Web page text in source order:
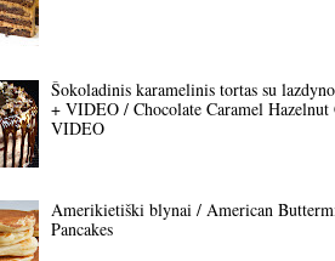
Šokoladinis karamelinis tortas su
+ VIDEO / Chocolate Caramel Hazelnut
VIDEO
Amerikietiški blynai / American
Pancakes